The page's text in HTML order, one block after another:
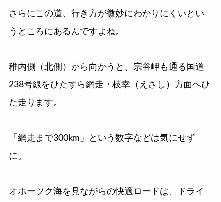
さらにこの道、行き方が微妙にわかりにくいとい
うところにあるんですよね。
稚内側（北側）から向かうと、宗谷岬も通る国道
238号線をひたすら網走・枝幸（えさし）方面へひ
た走ります。
「網走まで300km」という数字などは気にせず
に。
オホーツク海を見ながらの快適ロードは、ドライ